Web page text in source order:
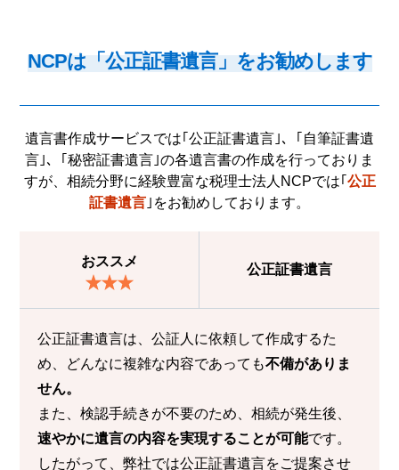
NCPは「公正証書遺⾔」をお勧めします
遺⾔書作成サービスでは｢公正証書遺言｣、｢自筆証書遺
言｣、｢秘密証書遺言｣の各遺言書の作成を行っておりま
すが、 相続分野に経験豊富な税理士法人NCPでは｢ 公正
証書遺言 ｣をお勧めしております。
おススメ
公正証書遺言
公正証書遺言は、公証人に依頼して作成するた
め、どんなに複雑な内容であっても不備がありま
せん。
また、検認手続きが不要のため、相続が発生後、
速やかに遺言の内容を実現することが可能です。
したがって、弊社では公正証書遺言をご提案させ